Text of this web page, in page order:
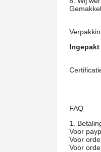
FAQ
1.
Voor
Voor
Voor